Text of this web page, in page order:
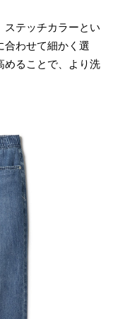
ステッチカラーとい
合わせて細かく選
めることで、より洗